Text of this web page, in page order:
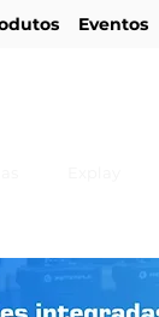
Eventos